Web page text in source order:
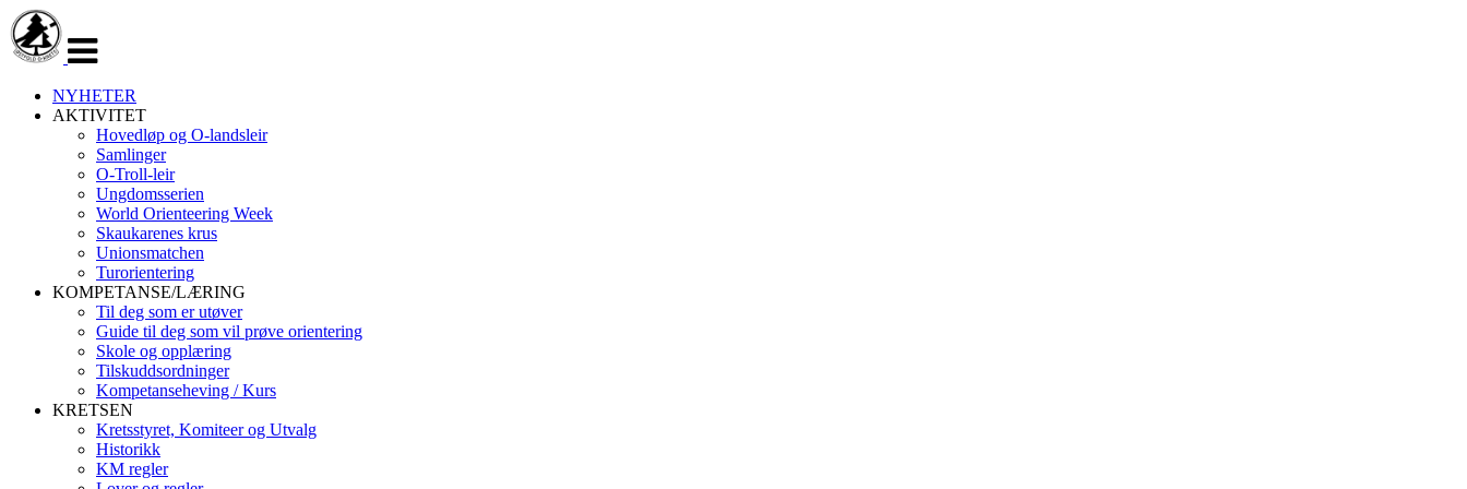
navigasjon
NYHETER
AKTIVITET
Hovedløp og O-landsleir
Samlinger
O-Troll-leir
Ungdomsserien
World Orienteering Week
Skaukarenes krus
Unionsmatchen
Turorientering
KOMPETANSE/LÆRING
Til deg som er utøver
Guide til deg som vil prøve orientering
Skole og opplæring
Tilskuddsordninger
Kompetanseheving / Kurs
KRETSEN
Kretsstyret, Komiteer og Utvalg
Historikk
KM regler